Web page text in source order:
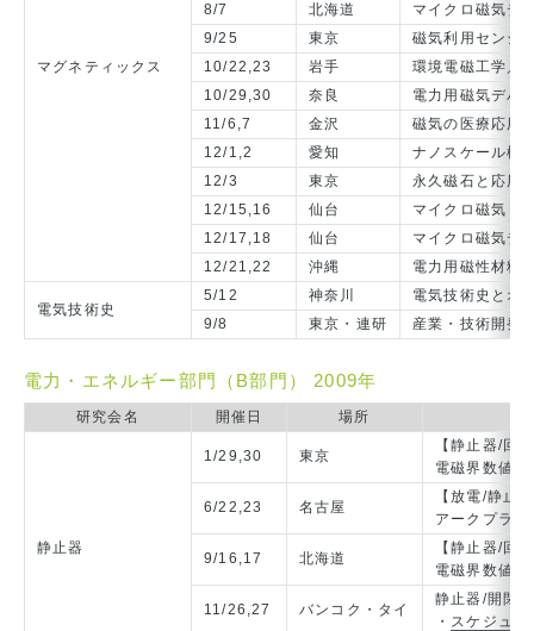
マグネティックス
8/7
北海道
マイクロ磁気デ
9/25
東京
磁気利用センシ
10/22,23
岩手
環境電磁工学／
10/29,30
奈良
電力用磁気デバ
11/6,7
金沢
磁気の医療応用
12/1,2
愛知
ナノスケール構
12/3
東京
永久磁石と応用
12/15,16
仙台
マイクロ磁気ド
12/17,18
仙台
マイクロ磁気デ
12/21,22
沖縄 電力用磁性材料
電気技術史
5/12 神奈川
電気技術史とオ
9/8
東京・連研 産業・技術開発
電力・エネルギー部門（B部門） 2009年
研究会名 開催日 場所
静止器
1/29,30 東京
【静止器/回
電磁界数値
6/22,23 名古屋
【放電/静止
アークプラ
9/16,17 北海道
【静止器/回
電磁界数値
11/26,27 バンコク・タイ
静止器/開閉
・ スケジュー